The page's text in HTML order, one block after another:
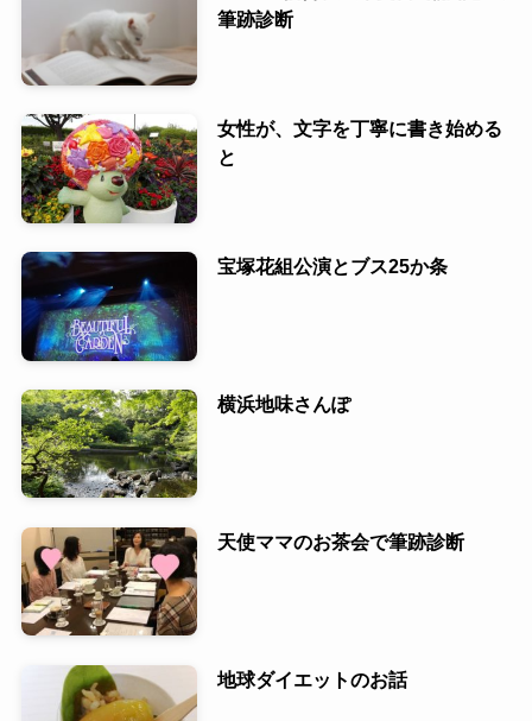
筆跡診断
女性が、文字を丁寧に書き始める
と
宝塚花組公演とブス25か条
横浜地味さんぽ
天使ママのお茶会で筆跡診断
地球ダイエットのお話